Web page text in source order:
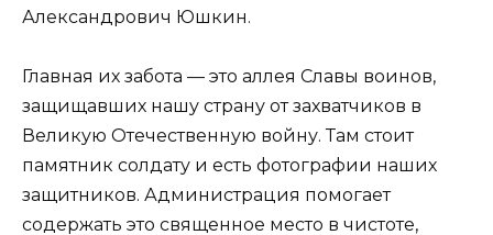
Александрович Юшкин.
Главная их забота — это аллея Славы воинов,
защищавших нашу страну от захватчиков в
Великую Отечественную войну. Там стоит
памятник солдату и есть фотографии наших
защитников. Администрация помогает
содержать это священное место в чистоте,